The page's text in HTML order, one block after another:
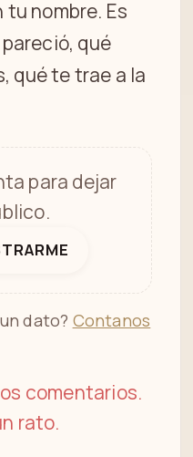
nombre. Es
qué
qué te trae a la
para dejar
dato? Contanos
comentarios.
rato.